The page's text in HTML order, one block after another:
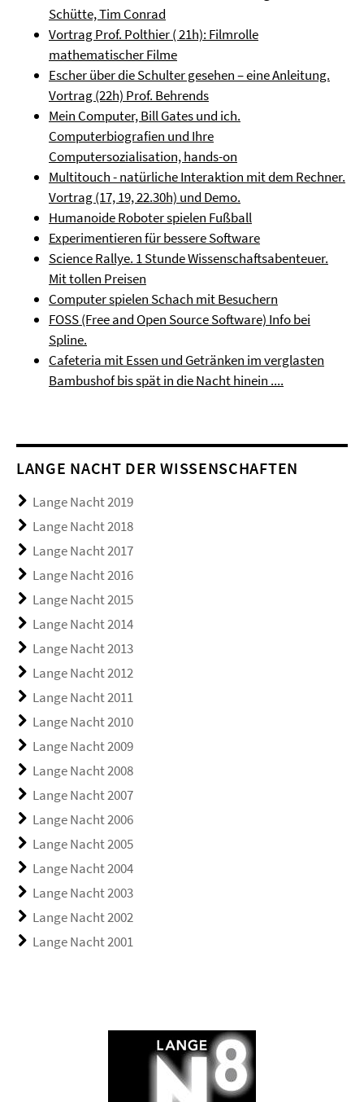
Schütte, Tim Conrad
Vortrag Prof. Polthier ( 21h): Filmrolle
mathematischer Filme
Escher über die Schulter gesehen – eine Anleitung.
Vortrag (22h) Prof. Behrends
Mein Computer, Bill Gates und ich.
Computerbiografien und Ihre
Computersozialisation, hands-on
Multitouch - natürliche Interaktion mit dem Rechner.
Vortrag (17, 19, 22.30h) und Demo.
Humanoide Roboter spielen Fußball
Experimentieren für bessere Software
Science Rallye. 1 Stunde Wissenschaftsabenteuer.
Mit tollen Preisen
Computer spielen Schach mit Besuchern
FOSS (Free and Open Source Software) Info bei
Spline.
Cafeteria mit Essen und Getränken im verglasten
Bambushof bis spät in die Nacht hinein ....
LANGE NACHT DER WISSENSCHAFTEN
Lange Nacht 2019
Lange Nacht 2018
Lange Nacht 2017
Lange Nacht 2016
Lange Nacht 2015
Lange Nacht 2014
Lange Nacht 2013
Lange Nacht 2012
Lange Nacht 2011
Lange Nacht 2010
Lange Nacht 2009
Lange Nacht 2008
Lange Nacht 2007
Lange Nacht 2006
Lange Nacht 2005
Lange Nacht 2004
Lange Nacht 2003
Lange Nacht 2002
Lange Nacht 2001